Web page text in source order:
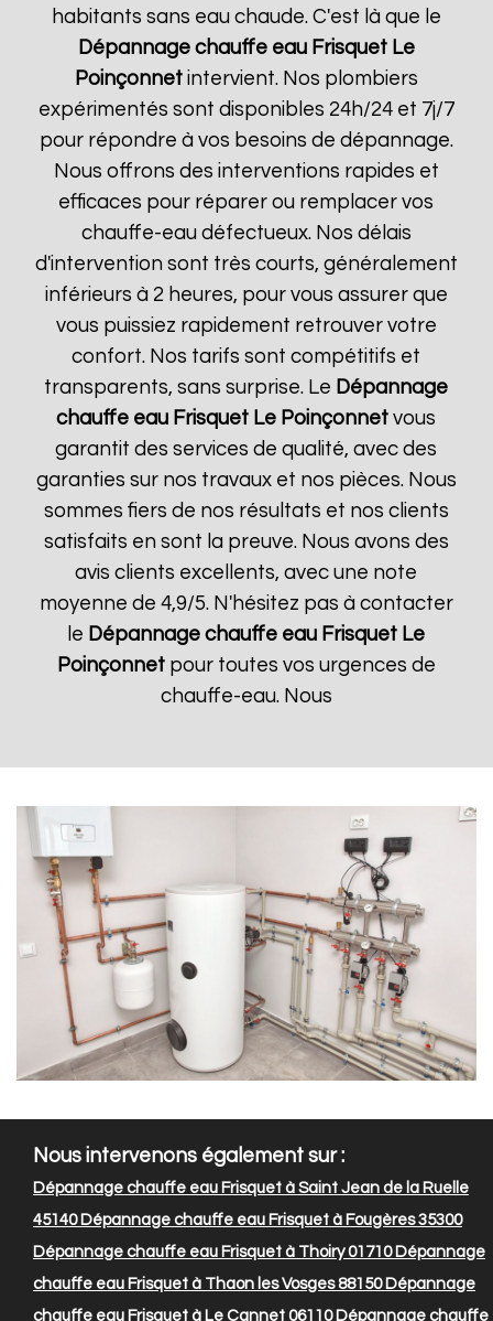
habitants sans eau chaude. C'est là que le
Dépannage chauffe eau Frisquet Le
Poinçonnetintervient. Nos plombiers
expérimentés sont disponibles 24h/24 et 7j/7
pour répondre à vos besoins de dépannage.
Nous offrons des interventions rapides et
efficaces pour réparer ou remplacer vos
chauffe-eau défectueux. Nos délais
d'intervention sont très courts, généralement
inférieurs à 2 heures, pour vous assurer que
vous puissiez rapidement retrouver votre
confort. Nos tarifs sont compétitifs et
transparents, sans surprise. Le Dépannage
chauffe eau Frisquet Le Poinçonnet vous
garantit des services de qualité, avec des
garanties sur nos travaux et nos pièces. Nous
sommes fiers de nos résultats et nos clients
satisfaits en sont la preuve. Nous avons des
avis clients excellents, avec une note
moyenne de 4,9/5. N'hésitez pas à contacter
le Dépannage chauffe eau Frisquet Le
Poinçonnetpour toutes vos urgences de
chauffe-eau. Nous
Nous intervenons également sur :
Dépannage chauffe eau Frisquet à Saint Jean de la Ruelle
45140Dépannage chauffe eau Frisquet à Fougères 35300
Dépannage chauffe eau Frisquet à Thoiry 01710Dépannage
chauffe eau Frisquet à Thaon les Vosges 88150Dépannage
chauffe eau Frisquet à Le Cannet 06110Dépannage chauffe